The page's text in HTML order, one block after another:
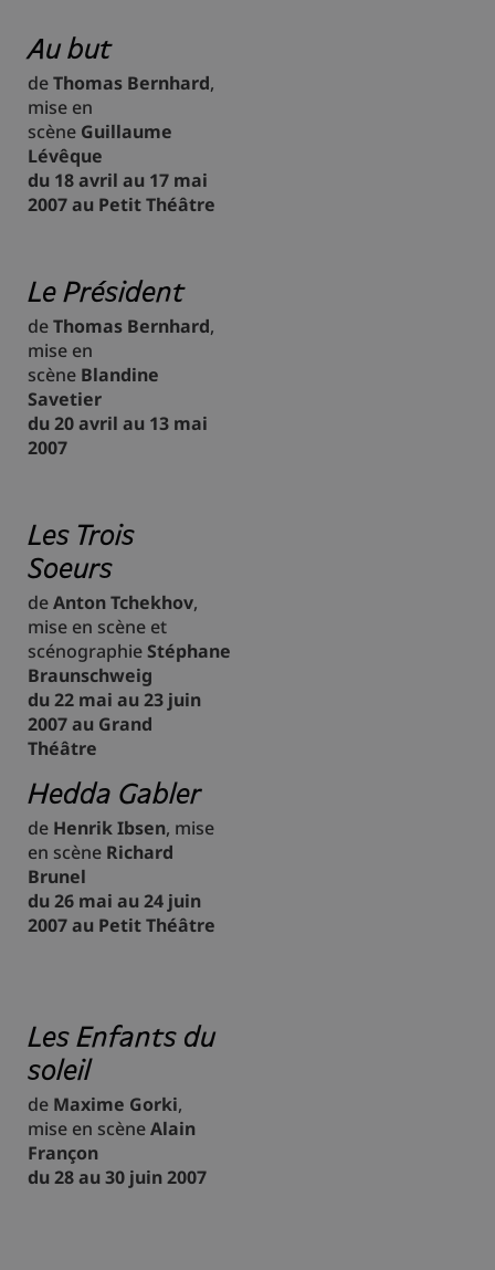
Au but
deThomas Bernhard,
mise en
scène Guillaume
Lévêque
du 18 avril au 17 mai
2007 au Petit Théâtre
Le Président
deThomas Bernhard,
mise en
scène Blandine
Savetier
du 20 avril au 13 mai
2007
Les Trois
Soeurs
deAnton Tchekhov,
mise en scène et
scénographieStéphane
Braunschweig
du 22 mai au 23 juin
2007 au Grand
Théâtre
Hedda Gabler
de Henrik Ibsen, mise
en scène Richard
Brunel
du 26 mai au 24 juin
2007 au Petit Théâtre
Les Enfants du
soleil
de Maxime Gorki,
mise en scèneAlain
Françon
du 28 au 30 juin 2007